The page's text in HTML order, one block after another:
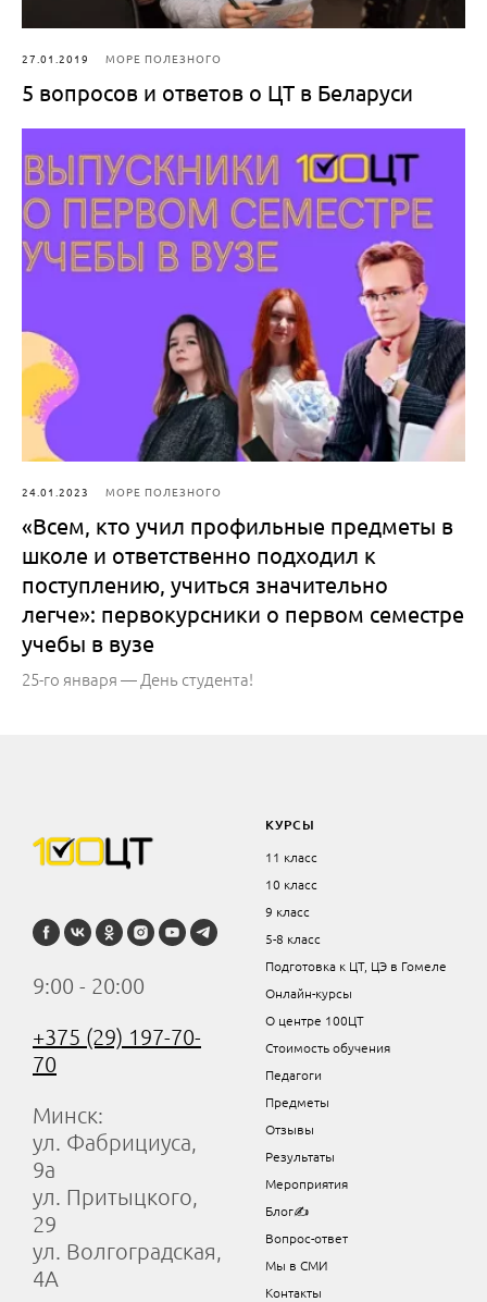
27.01.2019 МОРЕ ПОЛЕЗНОГО
5 вопросов и ответов о ЦТ в Беларуси
24.01.2023 МОРЕ ПОЛЕЗНОГО
«Всем, кто учил профильные предметы в
школе и ответственно подходил к
поступлению, учиться значительно
легче»: первокурсники о первом семестре
учебы в вузе
25-го января — День студента!
9:00 - 20:00
+375 (29) 197-70-
70
Минск:
ул. Фабрициуса,
9а
ул. Притыцкого,
29
ул. Волгоградская,
4А
КУРСЫ
11 класс
10 класс
9 класс
5-8 класс
Подготовка к ЦТ, ЦЭ в Гомеле
Онлайн-курсы
О центре 100ЦТ
Стоимость обучения
Педагоги
Предметы
Отзывы
Результаты
Мероприятия
Блог✍
Вопрос-ответ
Мы в СМИ
Контакты